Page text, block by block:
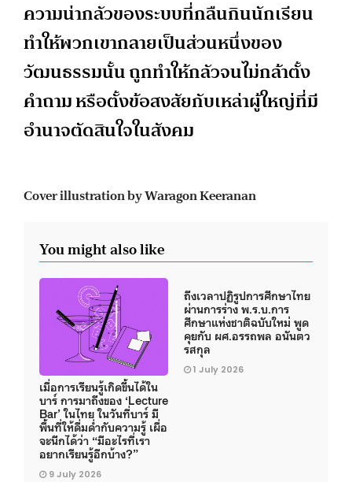
ความน่ากลัวของระบบที่กลืนกินนักเรียน
ทำให้พวกเขากลายเป็นส่วนหนึ่งของ
วัฒนธรรมนั้น ถูกทำให้กลัวจนไม่กล้าตั้ง
คำถาม หรือตั้งข้อสงสัยกับเหล่าผู้ใหญ่ที่มี
อำนาจตัดสินใจในสังคม
Cover illustration by Waragon Keeranan
You might also like
เมื่อการเรียนรู้เกิดขึ้นได้ใน
บาร์ การมาถึงของ ‘Lecture
Bar’ ในไทย ในวันที่บาร์ มี
พื้นที่ให้ดื่มด่ำกับความรู้ เผื่อ
จะนึกได้ว่า “มีอะไรที่เรา
อยากเรียนรู้อีกบ้าง?”
9 July 2026
ถึงเวลาปฏิรูปการศึกษาไทย
ผ่านการร่าง พ.ร.บ.การ
ศึกษาแห่งชาติฉบับใหม่ พูด
คุยกับ ผศ.อรรถพล อนันตว
รสกุล
1 July 2026